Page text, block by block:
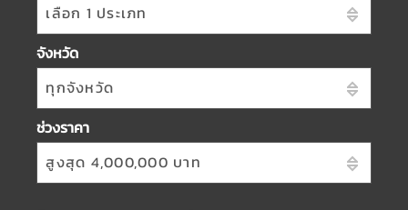
เลือก 1 ประเภท
จังหวัด
ทุกจังหวัด
ช่วงราคา
สูงสุด 4,000,000 บาท